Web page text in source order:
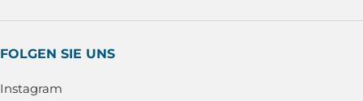
FOLGEN SIE UNS
Instagram